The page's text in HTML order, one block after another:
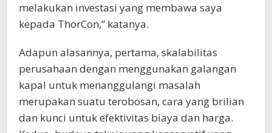
melakukan investasi yang membawa saya
kepada ThorCon,” katanya.
Adapun alasannya, pertama, skalabilitas
perusahaan dengan menggunakan galangan
kapal untuk menanggulangi masalah
merupakan suatu terobosan, cara yang brilian
dan kunci untuk efektivitas biaya dan harga.